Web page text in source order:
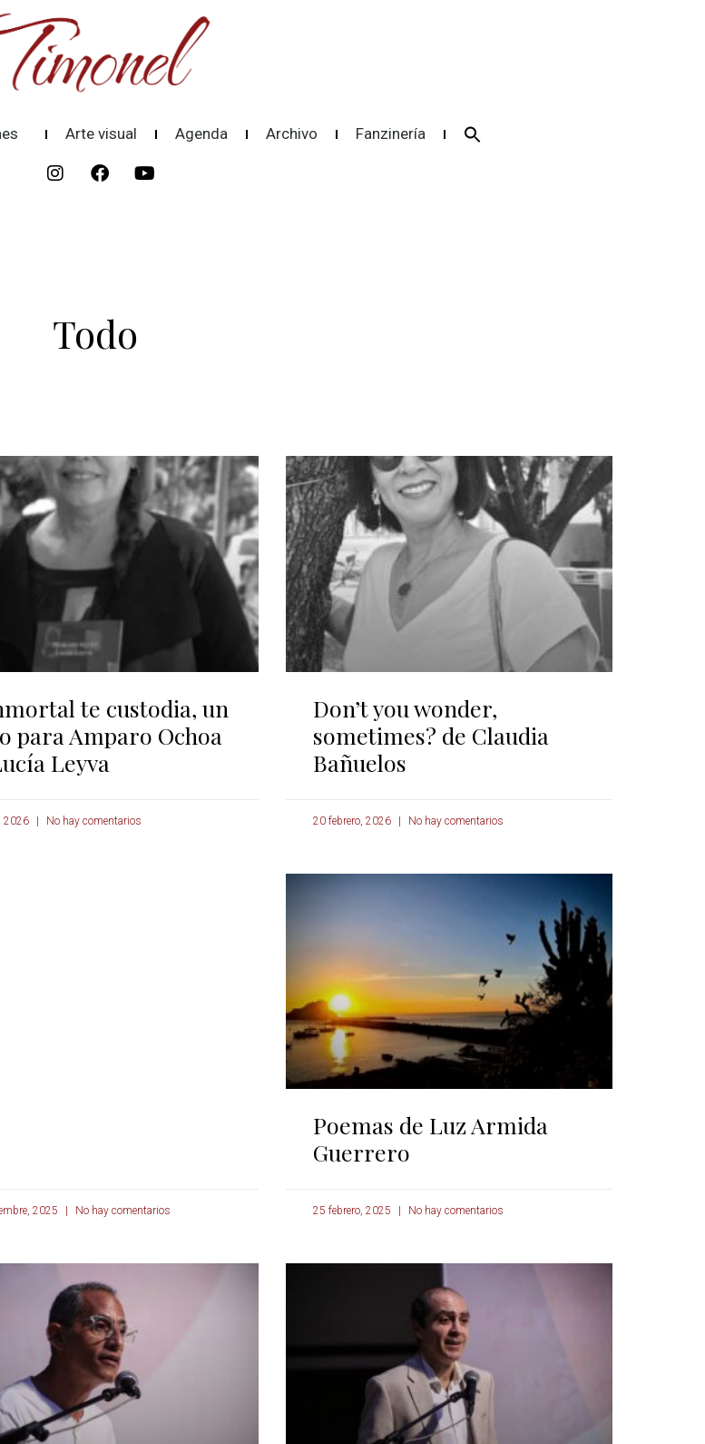
Arte visual Agenda Archivo Fanzinería
Todo
te custodia, un
para Amparo Ochoa
Leyva
2026 No hay comentarios
Don’t you wonder,
sometimes? de Claudia
Bañuelos
20 febrero, 2026 No hay comentarios
2025 No hay comentarios
Poemas de Luz Armida
Guerrero
25 febrero, 2025 No hay comentarios